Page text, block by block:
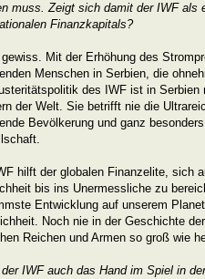
muss. Zeigt sich damit der IWF als
Finanzkapitals?
Mit der Erhöhung des
Menschen in Serbien, die
des IWF ist in
der Welt. Sie betrifft nie die
Bevölkerung und ganz
hilft der globalen Finanzelite, sich
bis ins Unermessliche zu
Entwicklung auf unserem
Noch nie in der Geschichte
Reichen und Armen so groß wie
IWF auch das Hand im Spiel in